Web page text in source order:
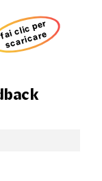
clic per
scaricare